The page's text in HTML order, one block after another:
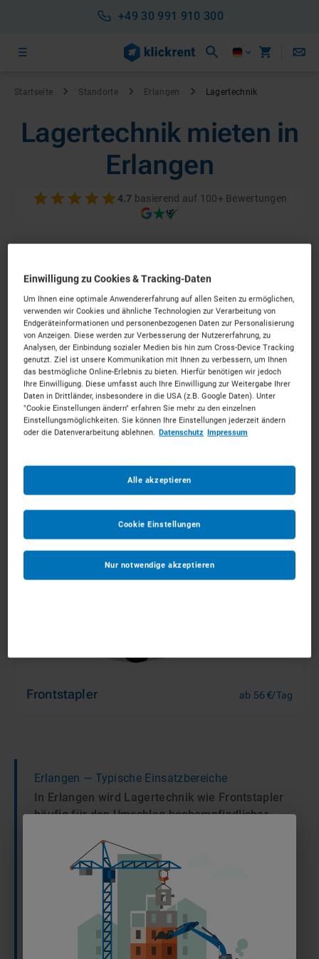
+49 30 991 910 300
Startseite Standorte Erlangen Lagertechnik
Lagertechnik mieten in
Erlangen
4.7 basierend auf 100+ Bewertungen
Lagertechnik mieten in Erlangen
Innovative Mietlösungen für die Hugenottenstadt.
Mieten Sie die passenden Lagertechnik für Ihr
mit persönlichem Experten-Service.
116Vermietpartner im RaumErlangen
Frontstapler ab 56 €/Tag
Erlangen — Typische Einsatzbereiche
In Erlangen wird Lagertechnik wie Frontstapler
häufig für den Umschlag hochempfindlicher
Produktion eingesetzt, um spezialisierte
Lieferketten zu unterstützen. Zudem nutzen
regionale Automobilzulieferer Mietgeräte für
die effiziente Materialversorgung ihrer
Fertigungslinien und zur Bewältigung
kurzfristiger Logistikspitzen in den lokalen
Gewerbeparks.
Einwilligung zu Cookies & Tracking-Daten
Um Ihnen eine optimale Anwendererfahrung auf allen Seiten zu ermöglichen,
verwenden wir Cookies und ähnliche Technologien zur Verarbeitung von
Endgeräteinformationen und personenbezogenen Daten zur Personalisierung
von Anzeigen. Diese werden zur Verbesserung der Nutzererfahrung, zu
Analysen, der Einbindung sozialer Medien bis hin zum Cross-Device Tracking
genutzt. Ziel ist unsere Kommunikation mit Ihnen zu verbessern, um Ihnen
das bestmögliche Online-Erlebnis zu bieten. Hierfür benötigen wir jedoch
Ihre Einwilligung. Diese umfasst auch Ihre Einwilligung zur Weitergabe Ihrer
Daten in Drittländer, insbesondere in die USA (z.B. Google Daten). Unter
"Cookie Einstellungen ändern" erfahren Sie mehr zu den einzelnen
Einstellungsmöglichkeiten. Sie können Ihre Einstellungen jederzeit ändern
oder die Datenverarbeitung ablehnen. Datenschutz Impressum
Nur notwendige akzeptieren
Alle akzeptieren
Cookie Einstellungen